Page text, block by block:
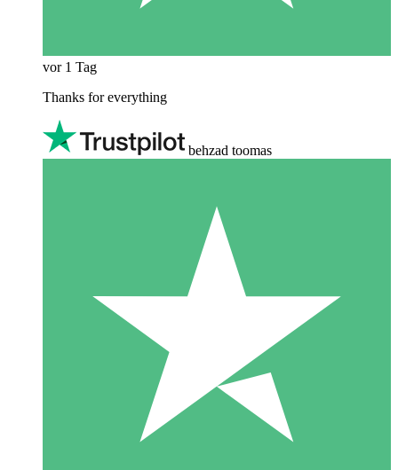
vor 1 Tag
Thanks for everything
behzad toomas